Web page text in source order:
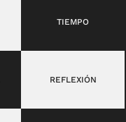
TIEMPO
REFLEXIÓN